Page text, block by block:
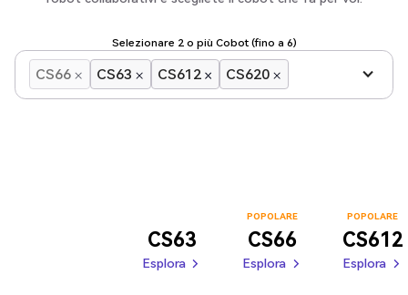
Selezionare 2 o più Cobot (fino a 6)
CS66 CS63 CS612 CS620
CS63
Esplora
POPOLARE
CS66
Esplora
POPOLARE
CS612
Esplora